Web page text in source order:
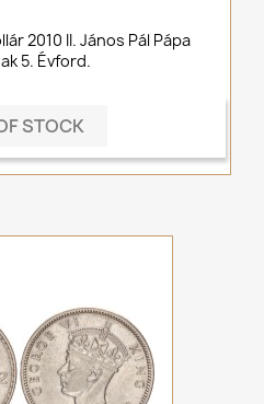
2010 II. János Pál Pápa
5. Évford.
STOCK